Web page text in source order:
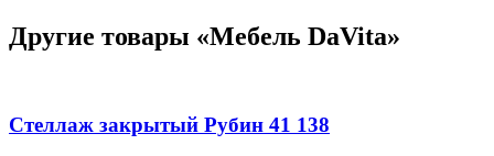
Другие товары «Мебель DaVita»
Стеллаж закрытый Рубин 41 138